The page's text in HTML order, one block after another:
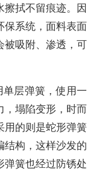
拭不留痕迹。因
保系统，面料表面
被吸附、渗透，可
层弹簧，使用一
，塌陷变形，时而
用的则是蛇形弹簧
结构，这样沙发的
弹簧也经过防锈处